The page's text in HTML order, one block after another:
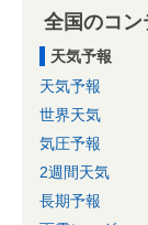
全国のコン
天気予報
天気予報
世界天気
気圧予報
2週間天気
長期予報